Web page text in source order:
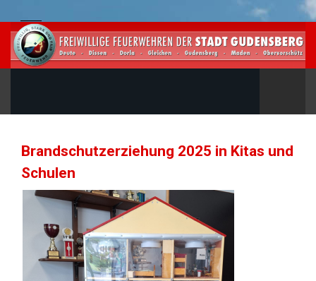
Brandschutzerziehung 2025 in Kitas und
Schulen